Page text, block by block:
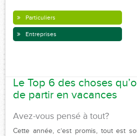
Particuliers
Entreprises
Le Top 6 des choses
de partir en vacances
Avez-vous pensé à tout?
Cette année, c’est promis, tout est